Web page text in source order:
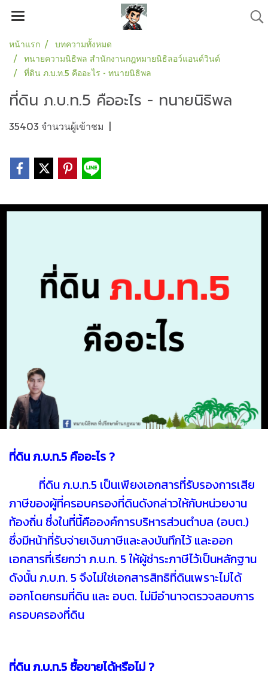
หน้าแรก
บทความทั้งหมด
ทนายความนิธิพล สำนักงานกฎหมายนิธิลอว์แอนด์วินด์
ที่ดิน ภ.บ.ท.5 คืออะไร - ทนายนิธิพล
ที่ดิน ภ.บ.ท.5 คืออะไร - ทนายนิธิพล
35403 จำนวนผู้เข้าชม
ที่ดิน ภ.บ.ท.5 คืออะไร ?
ที่ดิน ภ.บ.ท.5 เป็นเพียงเอกสารที่รับรองการเสีย
ภาษีของผู้ที่ครอบครองที่ดินดังกล่าวให้กับหน่วยงาน
ท้องถิ่น ซึ่งในที่นี้คือองค์การบริหารส่วนตำบล (อบต.)
ซึ่งมีหน้าที่รับจ่ายเงินภาษีและลงบันทึกไว้ และออก
เอกสารที่เรียกว่า ภ.บ.ท. 5 ให้ผู้ชำระภาษีไว้เป็นหลักฐาน
ดังนั้น ภ.บ.ท. 5 จึงไม่ใช่เอกสารสิทธิที่ดินเพราะไม่ได้
ออกโดยกรมที่ดิน และ อบต. ไม่มีอำนาจตรวจสอบการ
ครอบครองที่ดิน
ที่ดิน ภ.บ.ท.5 ซื้อขายได้หรือไม่ ?